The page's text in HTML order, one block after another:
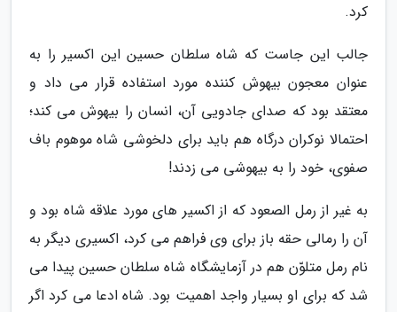
کرد.
جالب این جاست که شاه سلطان حسین این اکسیر را به
عنوان معجون بیهوش کننده مورد استفاده قرار می داد و
معتقد بود که صدای جادویی آن، انسان را بیهوش می کند؛
احتمالا نوکران درگاه هم باید برای دلخوشی شاه موهوم باف
صفوی، خود را به بیهوشی می زدند!
به غیر از رمل الصعود که از اکسیر های مورد علاقه شاه بود و
آن را رمالی حقه باز برای وی فراهم می کرد، اکسیری دیگر به
نام رمل متلوّن هم در آزمایشگاه شاه سلطان حسین پیدا می
شد که برای او بسیار واجد اهمیت بود. شاه ادعا می کرد اگر